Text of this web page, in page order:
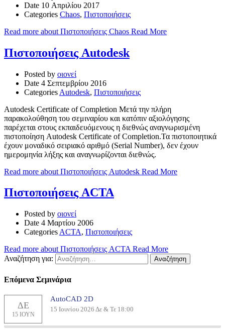
Date 10 Απριλίου 2017
Categories Chaos, Πιστοποιήσεις
Read more about Πιστοποιήσεις Chaos Read More
Πιστοποιήσεις Autodesk
Posted by οιονεί
Date 4 Σεπτεμβρίου 2016
Categories Autodesk, Πιστοποιήσεις
Autodesk Certificate of Completion Μετά την πλήρη
παρακολούθηση του σεμιναρίου και κατόπιν αξιολόγησης
παρέχεται στους εκπαιδευόμενους η διεθνώς αναγνωρισμένη
πιστοποίηση Autodesk Certificate of Completion.Τα πιστοποιητικά
έχουν μοναδικό σειριακό αριθμό (Serial Number), δεν έχουν
ημερομηνία λήξης και αναγνωρίζονται διεθνώς.
Read more about Πιστοποιήσεις Autodesk Read More
Πιστοποιήσεις ACTA
Posted by οιονεί
Date 4 Μαρτίου 2006
Categories ACTA, Πιστοποιήσεις
Read more about Πιστοποιήσεις ACTA Read More
Αναζήτηση για:
Επόμενα Σεμινάρια
ΔΕ
15 ΙΟΥΝ
AutoCAD 2D
15 Ιουνίου 2026 Δε & Τε 18:00